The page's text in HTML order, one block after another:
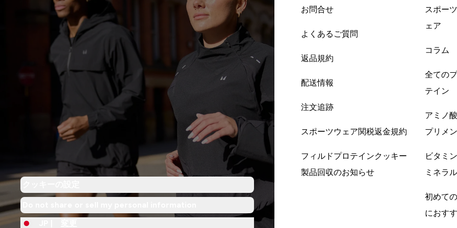
お問合せ
よくあるご質問
返品規約
配送情報
注文追跡
スポーツウェア関税返金規約
フィルドプロテインクッキー
製品回収のお知らせ
スポー
ェア
コラム
全ての
テイン
アミノ
プリメ
ビタミ
ミネラ
初めて
におす